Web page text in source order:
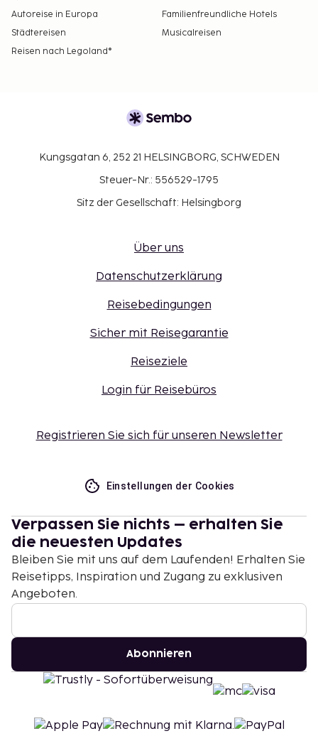
Autoreise in Europa
Familienfreundliche Hotels
Städtereisen
Musicalreisen
Reisen nach Legoland®
Kungsgatan 6, 252 21 HELSINGBORG, SCHWEDEN
Steuer-Nr.: 556529-1795
Sitz der Gesellschaft: Helsingborg
Über uns
Datenschutzerklärung
Reisebedingungen
Sicher mit Reisegarantie
Reiseziele
Login für Reisebüros
Registrieren Sie sich für unseren Newsletter
Einstellungen der Cookies
Verpassen Sie nichts – erhalten Sie
die neuesten Updates
Bleiben Sie mit uns auf dem Laufenden! Erhalten Sie
Reisetipps, Inspiration und Zugang zu exklusiven
Angeboten.
Abonnieren